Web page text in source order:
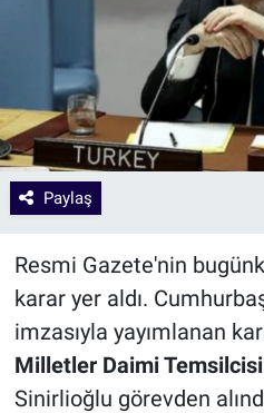
Paylaş
Resmi Gazete'nin
karar yer aldı.
imzasıyla yayımlanan
Milletler Daimi Temsilcisi
Sinirlioğlu görevden